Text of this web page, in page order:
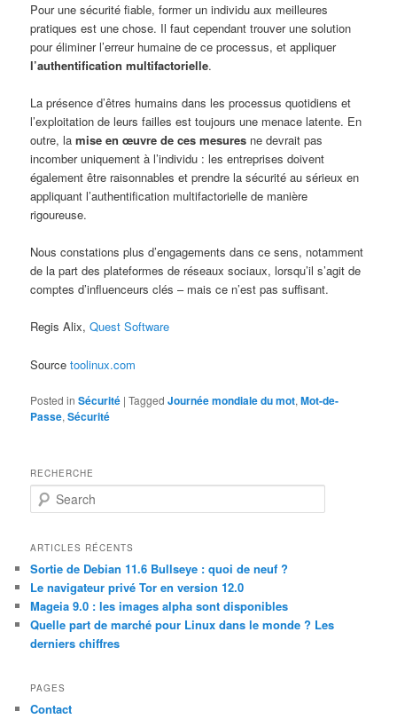
Pour une sécurité fiable, former un individu aux meilleures
pratiques est une chose. Il faut cependant trouver une solution
pour éliminer l’erreur humaine de ce processus, et appliquer
l’authentification multifactorielle.
La présence d’êtres humains dans les processus quotidiens et
l’exploitation de leurs failles est toujours une menace latente. En
outre, lamise en œuvre de ces mesures ne devrait pas
incomber uniquement à l’individu : les entreprises doivent
également être raisonnables et prendre la sécurité au sérieux en
appliquant l’authentification multifactorielle de manière
rigoureuse.
Nous constations plus d’engagements dans ce sens, notamment
de la part des plateformes de réseaux sociaux, lorsqu’il s’agit de
comptes d’influenceurs clés – mais ce n’est pas suffisant.
Regis Alix,Quest Software
Sourcetoolinux.com
Posted in Sécurité |Tagged Journée mondiale du mot,Mot-de-
Passe,Sécurité
RECHERCHE
e
r
h
ARTICLES RÉCENTS
Sortie de Debian 11.6 Bullseye : quoi de neuf ?
Le navigateur privé Tor en version 12.0
Mageia 9.0 : les images alpha sont disponibles
Quelle part de marché pour Linux dans le monde ? Les
derniers chiffres
PAGES
Contact